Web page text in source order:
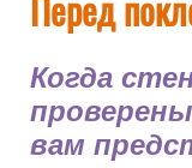
Когда
вам